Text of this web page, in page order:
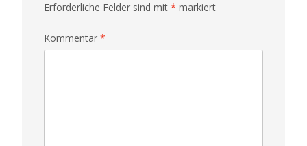
Erforderliche Felder sind mit * markiert
Kommentar *